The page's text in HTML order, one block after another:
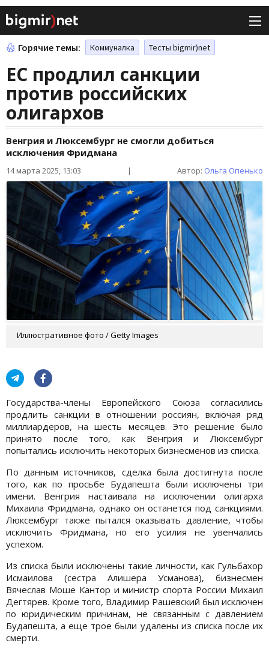
Горячие темы: Коммуналка Тесты bigmir)net
ЕС продлил санкции
против российских
олигархов
Венгрия и Люксембург не смогли добиться
исключения Фридмана
14 марта 2025, 13:03 | Автор: Ольга Опенько
Иллюстративное фото / Getty Images
Государства-члены Европейского Союза согласились
продлить санкции в отношении россиян, включая ряд
миллиардеров, на шесть месяцев. Это решение было
принято после того, как Венгрия и Люксембург
попытались исключить некоторых бизнесменов из списка.
По данным источников, сделка была достигнута после
того, как по просьбе Будапешта были исключены три
имени. Венгрия настаивала на исключении олигарха
Михаила Фридмана, однако он останется под санкциями.
Люксембург также пытался оказывать давление, чтобы
исключить Фридмана, но его усилия не увенчались
успехом.
Из списка были исключены такие личности, как Гульбахор
Исмаилова (сестра Алишера Усманова), бизнесмен
Вячеслав Моше Кантор и министр спорта России Михаил
Дегтярев. Кроме того, Владимир Рашевский был исключен
по юридическим причинам, не связанным с давлением
Будапешта, а еще трое были удалены из списка после их
смерти.